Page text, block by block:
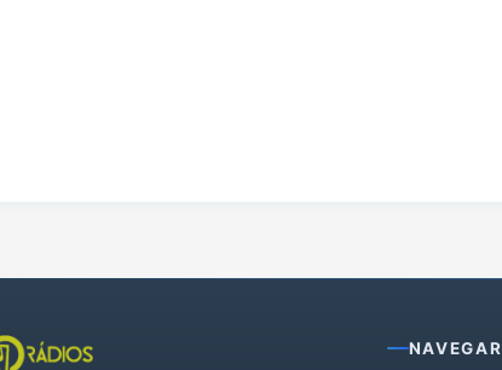
NAVEGAR